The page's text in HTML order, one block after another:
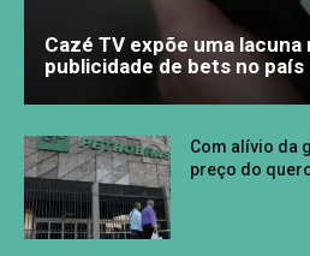
Cazé TV expõe uma lacuna
publicidade de bets no país
Com alívio da
preço do